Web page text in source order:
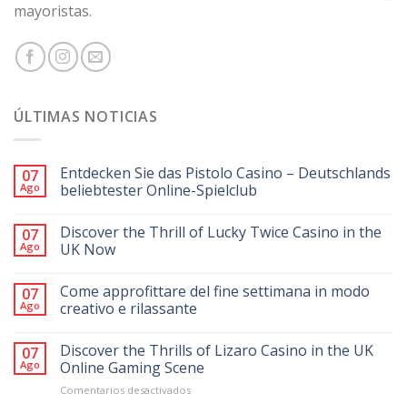
mayoristas.
ÚLTIMAS NOTICIAS
07
Ago
Entdecken Sie das Pistolo Casino – Deutschlands
beliebtester Online-Spielclub
07
Ago
Discover the Thrill of Lucky Twice Casino in the
UK Now
07
Ago
Come approfittare del fine settimana in modo
creativo e rilassante
07
Ago
Discover the Thrills of Lizaro Casino in the UK
Online Gaming Scene
Comentarios desactivadosen